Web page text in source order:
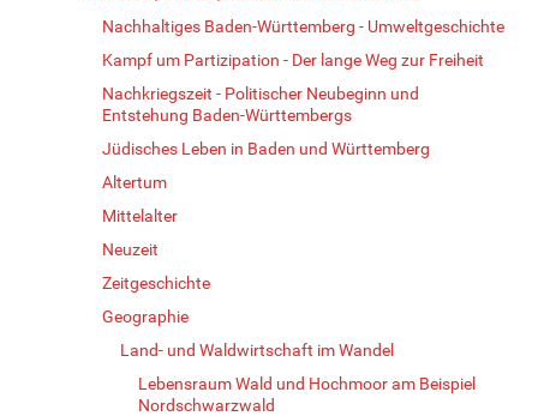
Nachhaltiges Baden-Württemberg - Umweltgeschichte
Kampf um Partizipation - Der lange Weg zur Freiheit
Nachkriegszeit - Politischer Neubeginn und
Entstehung Baden-Württembergs
Jüdisches Leben in Baden und Württemberg
Altertum
Mittelalter
Neuzeit
Zeitgeschichte
Geographie
Land- und Waldwirtschaft im Wandel
Lebensraum Wald und Hochmoor am Beispiel
Nordschwarzwald